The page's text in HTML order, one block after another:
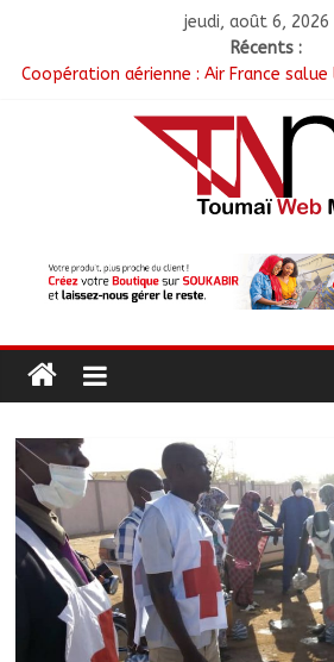
jeudi, août 6, 2026
Récents :
Coopération aérienne : Air France
Nigeria : 308 otages libérés lors d’une
Santé : La Commune de N’Djamena et
mobilisent pour le recensement
Jeunesse : Un programme d’un milliard
100 jeunes entrepreneurs tchadiens au